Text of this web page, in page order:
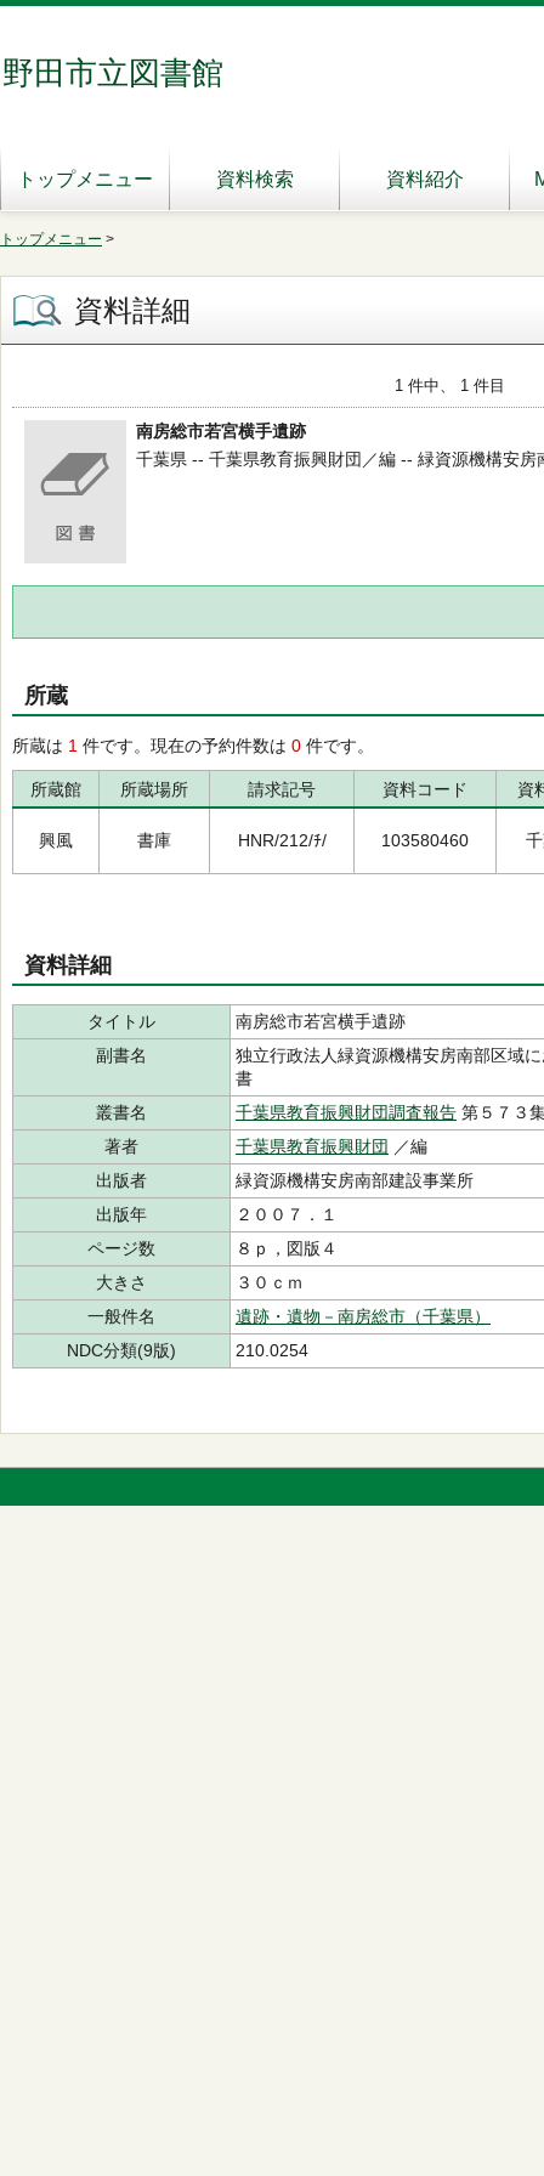
野田市立図書館
トップメニュー 資料検索 資料紹介
トップメニュー >
資料詳細
1 件中、 1 件目
南房総市若宮横手遺跡
千葉県 -- 千葉県教育振興財団／編 -- 緑資源機構安
所蔵
所蔵は 1 件です。現在の予約件数は 0 件です。
所蔵館 所蔵場所 請求記号 資料コード 資
興風 書庫 HNR/212/ﾁ/ 103580460
資料詳細
タイトル
南房総市若宮横手遺跡
副書名
独立行政法人緑資源機構安房南部区域
書
叢書名
千葉県教育振興財団調査報告 第５７３
著者
千葉県教育振興財団 ／編
出版者
緑資源機構安房南部建設事業所
出版年
２００７．１
ページ数
８ｐ，図版４
大きさ
３０ｃｍ
一般件名
遺跡・遺物－南房総市（千葉県）
NDC分類(9版)
210.0254